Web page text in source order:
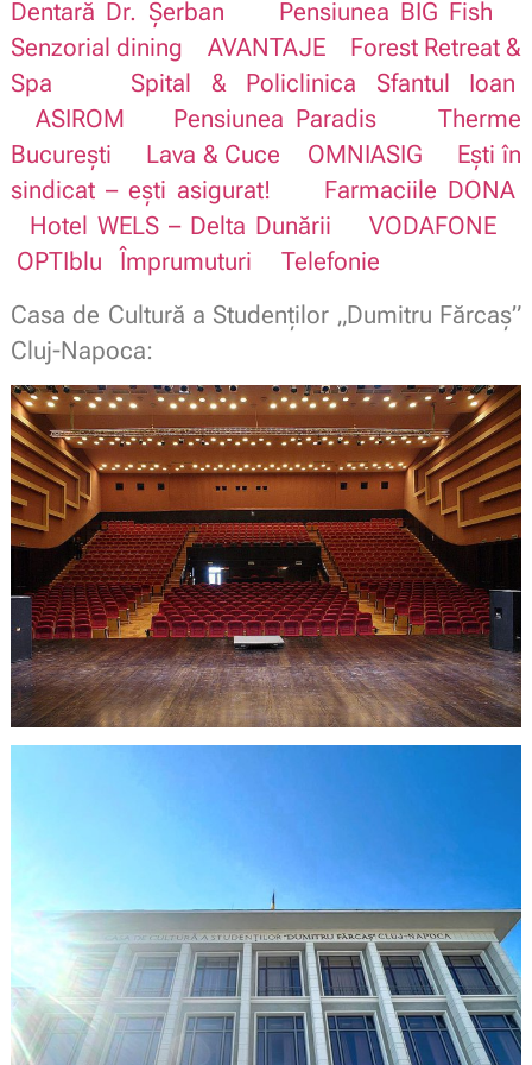
Dentară Dr. Șerban
Pensiunea BIG Fish
Senzorial dining
AVANTAJE
Forest Retreat &
Spa
Spital & Policlinica Sfantul Ioan
ASIROM
Pensiunea Paradis
Therme
București
Lava & Cuce OMNIASIG
Ești în
sindicat – ești asigurat!
Farmaciile DONA
Hotel WELS – Delta Dunării
VODAFONE
OPTIblu
Împrumuturi
Telefonie
Casa de Cultură a Studenților „Dumitru Fărcaș”
Cluj-Napoca: